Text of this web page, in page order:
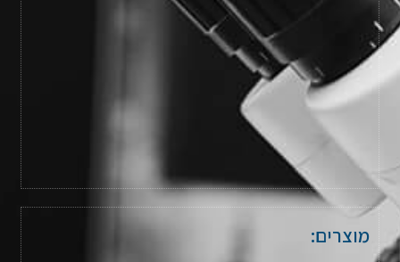
מוצרים: